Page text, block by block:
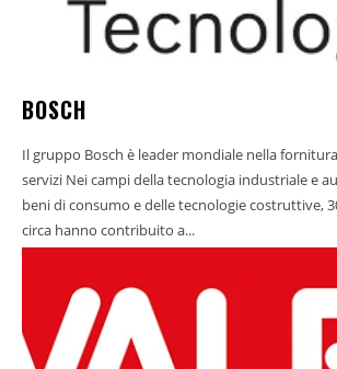
BOSCH
Il gruppo Bosch è leader mondiale nella
servizi Nei campi della tecnologia industriale e
beni di consumo e delle tecnologie costruttive,
circa hanno contribuito a...